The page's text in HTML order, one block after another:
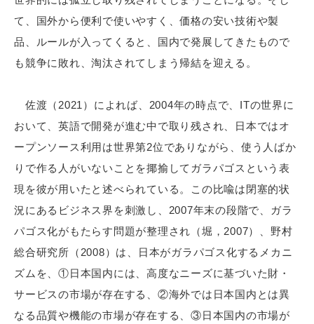
て、国外から便利で使いやすく、価格の安い技術や製
品、ルールが入ってくると、国内で発展してきたもので
も競争に敗れ、淘汰されてしまう帰結を迎える。
佐渡（2021）によれば、2004年の時点で、ITの世界に
おいて、英語で開発が進む中で取り残され、日本ではオ
ープンソース利用は世界第2位でありながら、使う人ばか
りで作る人がいないことを揶揄してガラパゴスという表
現を彼が用いたと述べられている。この比喩は閉塞的状
況にあるビジネス界を刺激し、2007年末の段階で、ガラ
パゴス化がもたらす問題が整理され（堀，2007）、野村
総合研究所（2008）は、日本がガラパゴス化するメカニ
ズムを、①日本国内には、高度なニーズに基づいた財・
サービスの市場が存在する、②海外では日本国内とは異
なる品質や機能の市場が存在する、③日本国内の市場が